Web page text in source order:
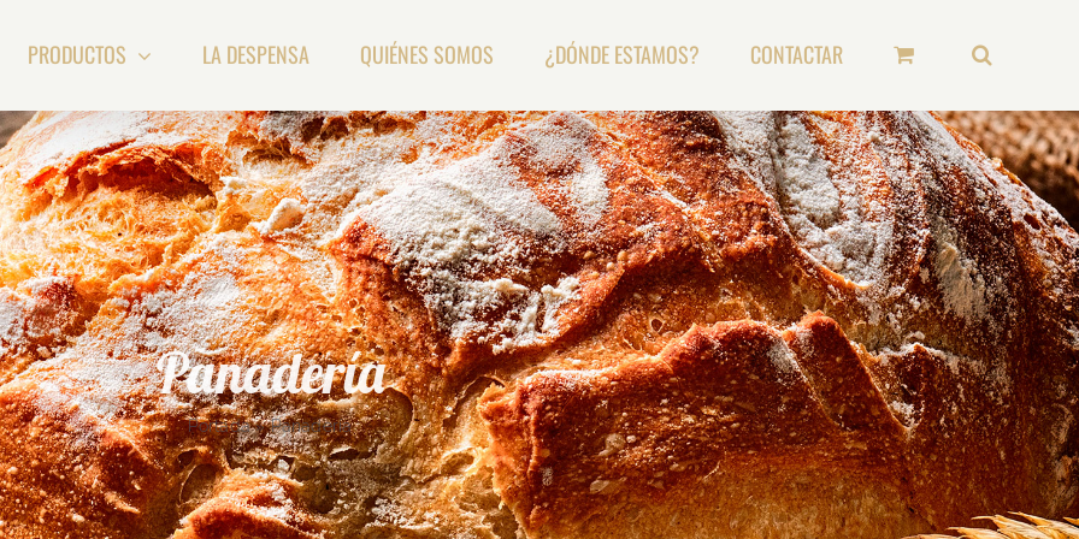
PRODUCTOS LA DESPENSA QUIÉNES SOMOS ¿DÓNDE ESTAMOS? CONTACTAR
Panadería
Portada»Panadería